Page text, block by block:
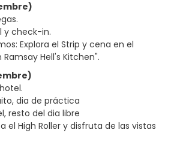
y check-in.
Explora el Strip y cena en el
Hell's Kitchen".
dia de práctica
resto del dia libre
el High Roller y disfruta de las vistas